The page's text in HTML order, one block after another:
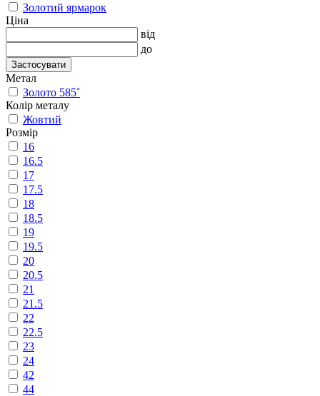
Золотий ярмарок
Ціна
від
до
Застосувати
Метал
Золото 585˚
Колір металу
Жовтий
Розмір
16
16.5
17
17.5
18
18.5
19
19.5
20
20.5
21
21.5
22
22.5
23
24
42
44